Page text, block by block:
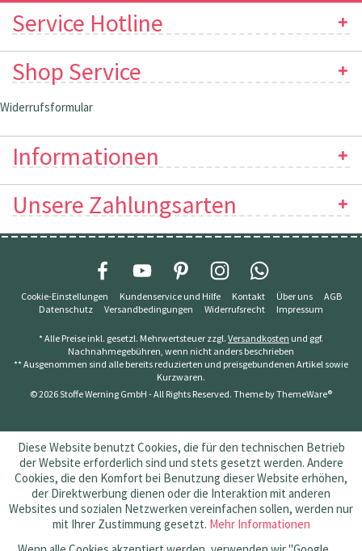
Service Hotline
Shop Service
Widerrufsformular
Informationen
Unsere Zahlungsarten
Cookie-Einstellungen Kundenservice und Hilfe Kontakt Über uns
AGB
Datenschutz
Versandbedingungen Widerrufsrecht Impressum
* Alle Preise inkl. gesetzl. Mehrwertsteuer zzgl. Versandkosten und ggf.
Nachnahmegebühren, wenn nicht anders beschrieben
** Ausgenommen sind alle bereits reduzierten und preisgebundenen Artikel sowie
Kurzwaren.
© 2026 Stoffe Werning GmbH - All Rights Reserved. Theme byThemeWare®
Diese Website benutzt Cookies, die für den technischen Betrieb
der Website erforderlich sind und stets gesetzt werden. Andere
Cookies, die den Komfort bei Benutzung dieser Website erhöhen,
der Direktwerbung dienen oder die Interaktion mit anderen
Websites und sozialen Netzwerken vereinfachen sollen, werden nur
mit Ihrer Zustimmung gesetzt. Mehr Informationen